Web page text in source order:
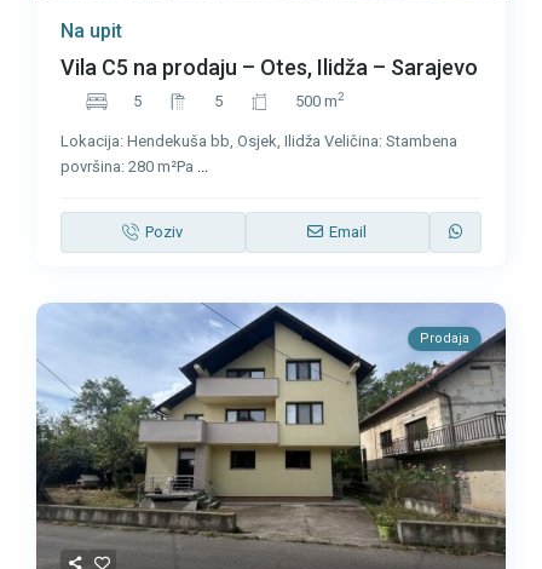
Na upit
Vila C5 na prodaju – Otes, Ilidža – Sarajevo
5 5 500 m2
Lokacija: Hendekuša bb, Osjek, Ilidža Veličina: Stambena
površina: 280 m²Pa
Poziv Email
Prodaja